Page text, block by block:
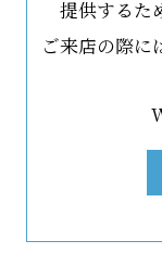
提供するた
ご来店の際に